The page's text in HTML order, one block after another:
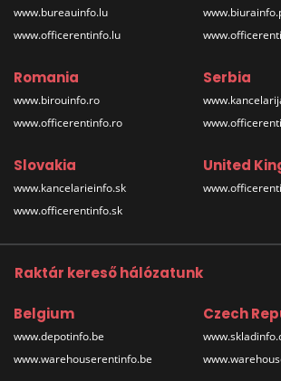
www.bureauinfo.lu
www.officerentinfo.lu
Romania
www.birouinfo.ro
www.officerentinfo.ro
Serbia
Slovakia
www.kancelarieinfo.sk
www.officerentinfo.sk
United
Raktár kereső hálózatunk
Belgium
www.depotinfo.be
www.warehouserentinfo.be
Czech